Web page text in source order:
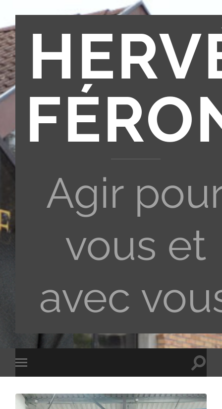
Agir
vous et
avec
Toggle
mobile
Toggle